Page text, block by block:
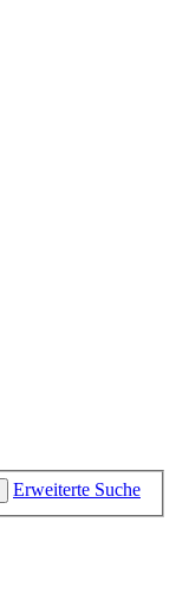
Erweiterte Suche